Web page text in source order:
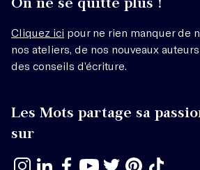
Cliquez ici pour ne rien manquer de
nos ateliers, de nos nouveaux
des conseils d’écriture.
Les Mots partage sa
sur